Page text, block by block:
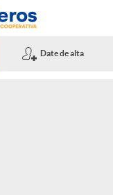
Date de alta